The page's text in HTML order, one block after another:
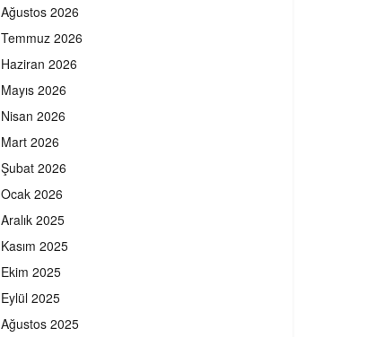
Ağustos 2026
Temmuz 2026
Haziran 2026
Mayıs 2026
Nisan 2026
Mart 2026
Şubat 2026
Ocak 2026
Aralık 2025
Kasım 2025
Ekim 2025
Eylül 2025
Ağustos 2025